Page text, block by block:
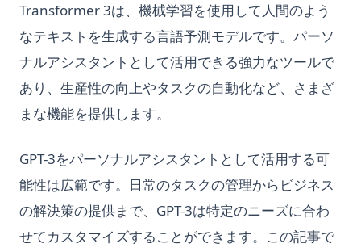
Transformer 3は、機械学習を使用して人間のよう
なテキストを生成する言語予測モデルです。パーソ
ナルアシスタントとして活用できる強力なツールで
あり、生産性の向上やタスクの自動化など、さまざ
まな機能を提供します。
GPT-3をパーソナルアシスタントとして活用する可
能性は広範です。日常のタスクの管理からビジネス
の解決策の提供まで、GPT-3は特定のニーズに合わ
せてカスタマイズすることができます。この記事で